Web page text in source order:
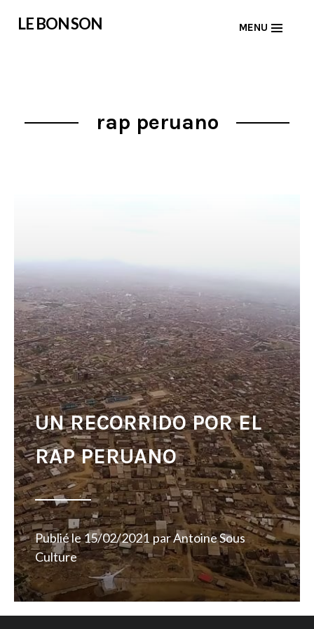
LE BON SON MENU
rap peruano
UN RECORRIDO POR EL
RAP PERUANO
Publié le15/02/2021 parAntoine Sous
Culture